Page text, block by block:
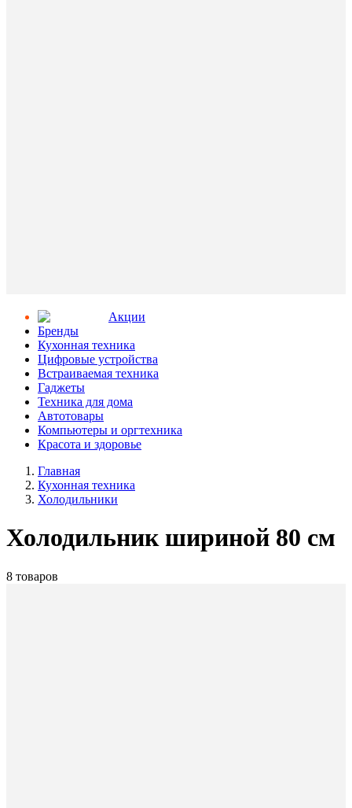
Aкции
Бренды
Кухонная техника
Цифровые устройства
Встраиваемая техника
Гаджеты
Техника для дома
Автотовары
Компьютеры и оргтехника
Красота и здоровье
Главная
Кухонная техника
Холодильники
Холодильник шириной 80 см
8 товаров